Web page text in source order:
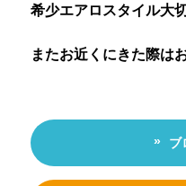
希少エアロスタイル大
またお近くにきた際は
ブ